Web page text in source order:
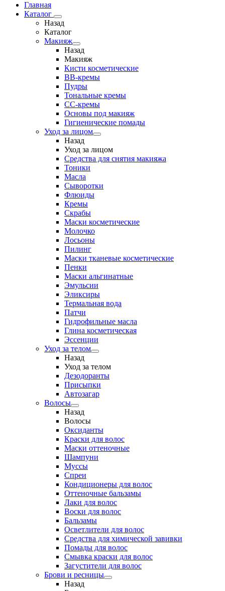
Главная
Каталог
Назад
Каталог
Макияж
Назад
Макияж
Кисти косметические
BB-кремы
Пудры
Тональные кремы
CC-кремы
Основы под макияж
Гигиенические помады
Уход за лицом
Назад
Уход за лицом
Средства для снятия макияжа
Тоники
Масла
Сыворотки
Флюиды
Кремы
Скрабы
Маски косметические
Молочко
Лосьоны
Пилинг
Маски тканевые косметические
Пенки
Маски альгинатные
Эмульсии
Эликсиры
Термальная вода
Патчи
Гидрофильные масла
Глина косметическая
Эссенции
Уход за телом
Назад
Уход за телом
Дезодоранты
Присыпки
Автозагар
Волосы
Назад
Волосы
Оксиданты
Краски для волос
Маски оттеночные
Шампуни
Муссы
Спреи
Кондиционеры для волос
Оттеночные бальзамы
Лаки для волос
Воски для волос
Бальзамы
Осветлители для волос
Средства для химической завивки
Помады для волос
Смывка краски для волос
Загустители для волос
Брови и ресницы
Назад